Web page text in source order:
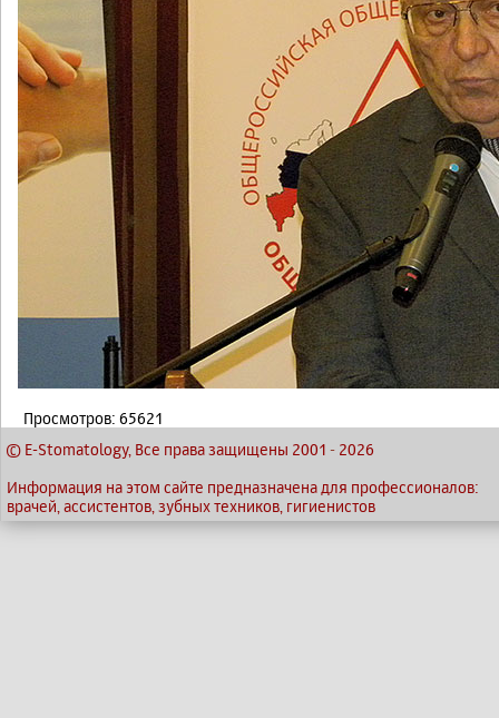
Просмотров: 65621
© E-Stomatology, Все права защищены 2001 - 2026
Информация на этом сайте предназначена для профессионалов:
врачей, ассистентов, зубных техников, гигиенистов